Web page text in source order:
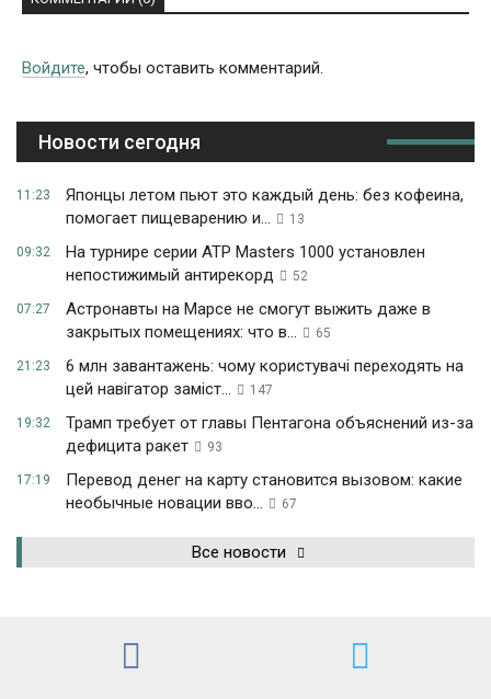
Войдите, чтобы оставить комментарий.
Новости сегодня
11:23
Японцы летом пьют это каждый день: без кофеина,
помогает пищеварению и...
13
09:32
На турнире серии ATP Masters 1000 установлен
непостижимый антирекорд
52
07:27
Астронавты на Марсе не смогут выжить даже в
закрытых помещениях: что в...
65
21:23
6 млн завантажень: чому користувачі переходять на
цей навігатор заміст...
147
19:32
Трамп требует от главы Пентагона объяснений из-за
дефицита ракет
93
17:19
Перевод денег на карту становится вызовом: какие
необычные новации вво...
67
Все новости